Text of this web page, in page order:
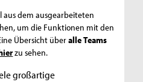
aus dem ausgearbeiteten
um die Funktionen mit den
Übersicht überalle Teams
zu sehen.
großartige